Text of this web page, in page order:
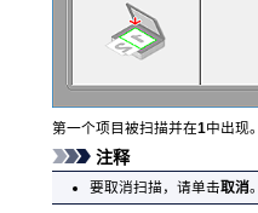
第一个项目被扫描并在1中出现。
注释
要取消扫描，请单击取消。